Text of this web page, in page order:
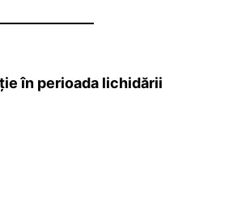
în perioada lichidării